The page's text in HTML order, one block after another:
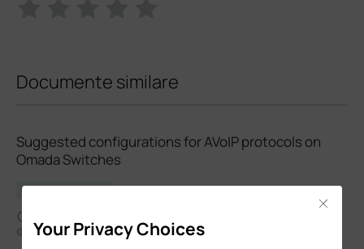
Documente similare
Suggested configurations for AVoIP protocols on
Omada Switches
Ghid de configurare
48816
Your Privacy Choices
Close